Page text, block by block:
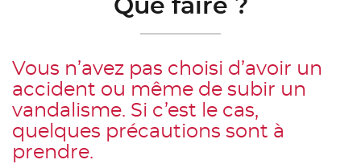
Que faire ?
Vous n’avez pas choisi d’avoir un
accident ou même de subir un
vandalisme. Si c’est le cas,
quelques précautions sont à
prendre.